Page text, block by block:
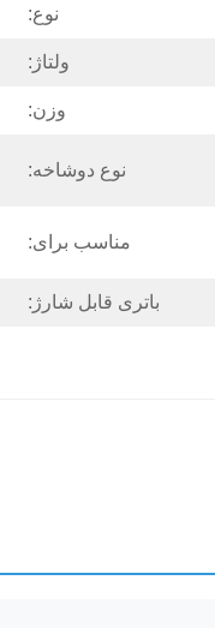
نوع:
ولتاژ:
وزن:
نوع دوشاخه:
مناسب برای:
باتری قابل شارژ: